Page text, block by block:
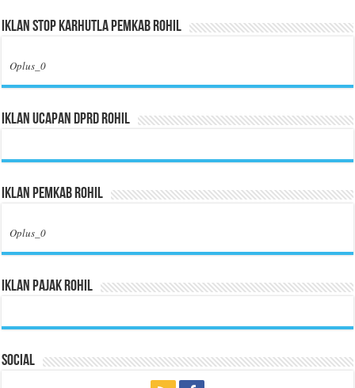
Iklan Stop Karhutla Pemkab Rohil
Oplus_0
Iklan Ucapan DPRD Rohil
Iklan Pemkab Rohil
Oplus_0
Iklan Pajak Rohil
Social